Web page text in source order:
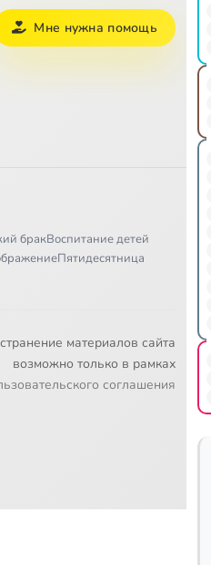
Мне нужна помощь
бракВоспитание детей
Пятидесятница
материалов сайта
возможно только в рамках
соглашения